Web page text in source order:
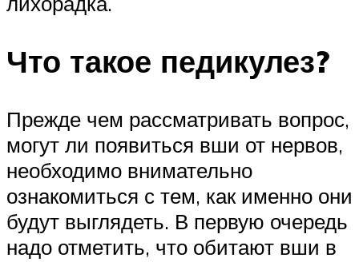
Что такое педикулез?
Прежде чем рассматривать вопрос,
могут ли появиться вши от нервов,
необходимо внимательно
ознакомиться с тем, как именно они
будут выглядеть. В первую очередь
надо отметить, что обитают вши в